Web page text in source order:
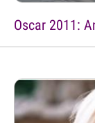
Oscar 2011: